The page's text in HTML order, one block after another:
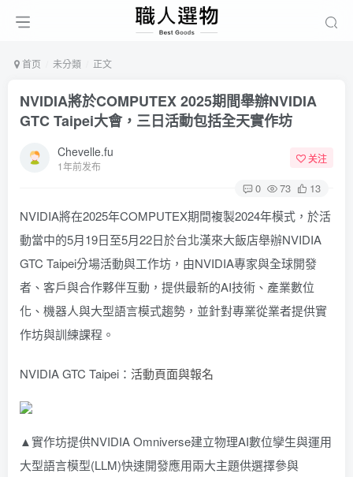
首页 未分類 正文
NVIDIA將於COMPUTEX 2025期間舉辦NVIDIA
GTC Taipei大會，三日活動包括全天實作坊
Chevelle.fu
1年前发布
关注
0 73 13
NVIDIA將在2025年COMPUTEX期間複製2024年模式，於活
動當中的5月19日至5月22日於台北漢來大飯店舉辦NVIDIA
GTC Taipei分場活動與工作坊，由NVIDIA專家與全球開發
者、客戶與合作夥伴互動，提供最新的AI技術、產業數位
化、機器人與大型語言模式趨勢，並針對專業從業者提供實
作坊與訓練課程。
NVIDIA GTC Taipei： 活動頁面與報名
▲實作坊提供NVIDIA Omniverse建立物理AI數位孿生與運用
大型語言模型(LLM)快速開發應用兩大主題供選擇參與